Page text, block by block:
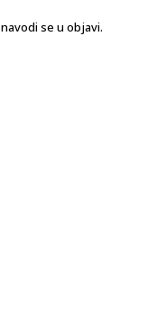
se u objavi.